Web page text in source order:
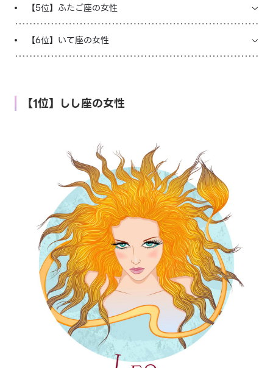
【5位】ふたご座の女性
【6位】いて座の女性
【1位】しし座の女性